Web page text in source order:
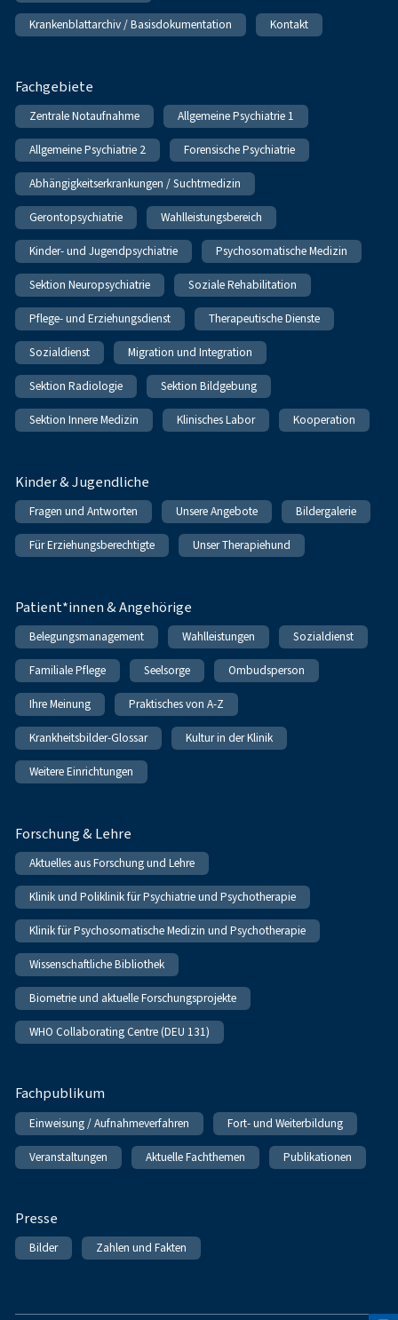
Krankenblattarchiv / Basisdokumentation Kontakt
Fachgebiete
Zentrale Notaufnahme Allgemeine Psychiatrie 1
Allgemeine Psychiatrie 2 Forensische Psychiatrie
Abhängigkeitserkrankungen / Suchtmedizin
Gerontopsychiatrie Wahlleistungsbereich
Kinder- und Jugendpsychiatrie Psychosomatische Medizin
Sektion Neuropsychiatrie Soziale Rehabilitation
Pflege- und Erziehungsdienst Therapeutische Dienste
Sozialdienst Migration und Integration
Sektion Radiologie Sektion Bildgebung
Sektion Innere Medizin Klinisches Labor Kooperation
Kinder & Jugendliche
Fragen und Antworten Unsere Angebote Bildergalerie
Für Erziehungsberechtigte Unser Therapiehund
Patient*innen & Angehörige
Belegungsmanagement Wahlleistungen Sozialdienst
Familiale Pflege Seelsorge Ombudsperson
Ihre Meinung Praktisches von A-Z
Krankheitsbilder-Glossar Kultur in der Klinik
Weitere Einrichtungen
Forschung & Lehre
Aktuelles aus Forschung und Lehre
Klinik und Poliklinik für Psychiatrie und Psychotherapie
Klinik für Psychosomatische Medizin und Psychotherapie
Wissenschaftliche Bibliothek
Biometrie und aktuelle Forschungsprojekte
WHO Collaborating Centre (DEU 131)
Fachpublikum
Einweisung / Aufnahmeverfahren Fort- und Weiterbildung
Veranstaltungen Aktuelle Fachthemen Publikationen
Presse
Bilder Zahlen und Fakten